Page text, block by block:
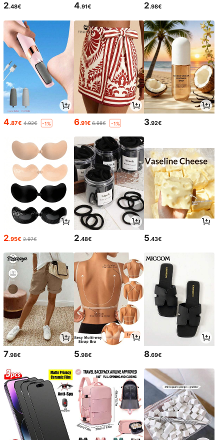
2.48€ 4.91€ 2.98€
4.87€ 4.92€ -1% 6.91€ 6.98€ -1% 3.92€
2.95€ 2.97€ 2.48€ 5.43€
7.98€ 5.98€ 8.69€